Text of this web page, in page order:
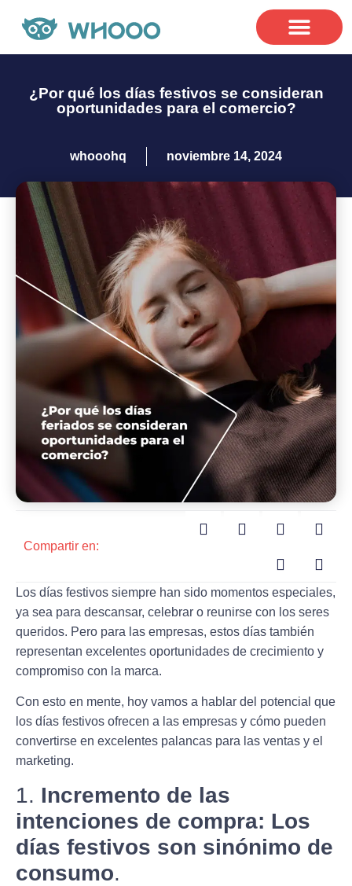
¿Por qué los días festivos se consideran
oportunidades para el comercio?
whooohq noviembre 14, 2024
Compartir en:
Los días festivos siempre han sido momentos especiales,
ya sea para descansar, celebrar o reunirse con los seres
queridos. Pero para las empresas, estos días también
representan excelentes oportunidades de crecimiento y
compromiso con la marca.
Con esto en mente, hoy vamos a hablar del potencial que
los días festivos ofrecen a las empresas y cómo pueden
convertirse en excelentes palancas para las ventas y el
marketing.
1. Incremento de las
intenciones de compra: Los
días festivos son sinónimo de
consumo.